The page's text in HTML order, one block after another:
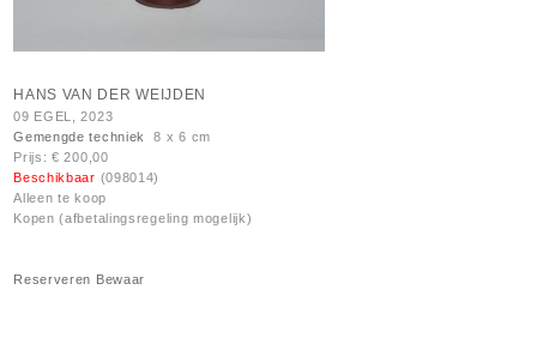
HANS VAN DER WEIJDEN
09 EGEL, 2023
Gemengde techniek
8 x 6 cm
Prijs: € 200,00
Beschikbaar (098014)
Alleen te koop
Kopen (afbetalingsregeling mogelijk)
Reserveren Bewaar